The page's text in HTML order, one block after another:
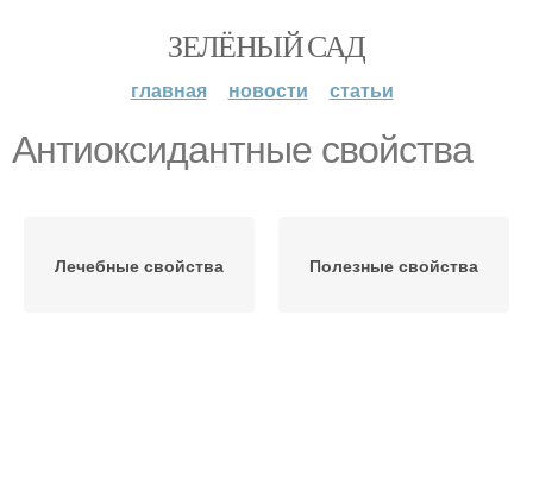
ЗЕЛЁНЫЙ САД
главная новости статьи
Антиоксидантные свойства
Лечебные свойства Полезные свойства